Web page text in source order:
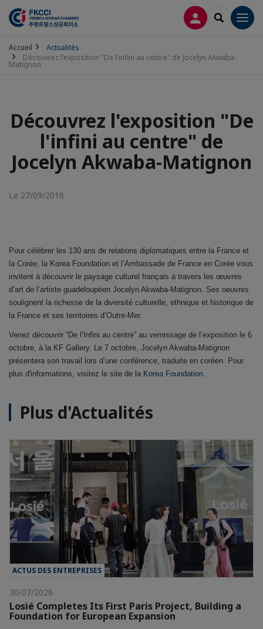
CONNEXION
Accueil
Actualités
Découvrez l'exposition "De l'infini au centre" de Jocelyn Akwaba-
Matignon
Découvrez l'exposition "De
l'infini au centre" de
Jocelyn Akwaba-Matignon
Le 27/09/2016
Pour célébrer les 130 ans de relations diplomatiques entre la France et
la Corée, la Korea Foundation et l’Ambassade de France en Corée vous
invitent à découvrir le paysage culturel français à travers les œuvres
d’art de l’artiste guadeloupéen Jocelyn Akwaba-Matignon. Ses oeuvres
soulignent la richesse de la diversité culturelle, ethnique et historique de
la France et ses territoires d’Outre-Mer.
Venez découvrir “De l’Infini au centre” au vernissage de l’exposition le 6
octobre, à la KF Gallery. Le 7 octobre, Jocelyn Akwaba-Matignon
présentera son travail lors d’une conférence, traduite en coréen. Pour
plus d'informations, visitez le site de la Korea Foundation.
Plus d'Actualités
ACTUS DES ENTREPRISES
30/07/2026
Losié Completes Its First Paris Project, Building a
Foundation for European Expansion